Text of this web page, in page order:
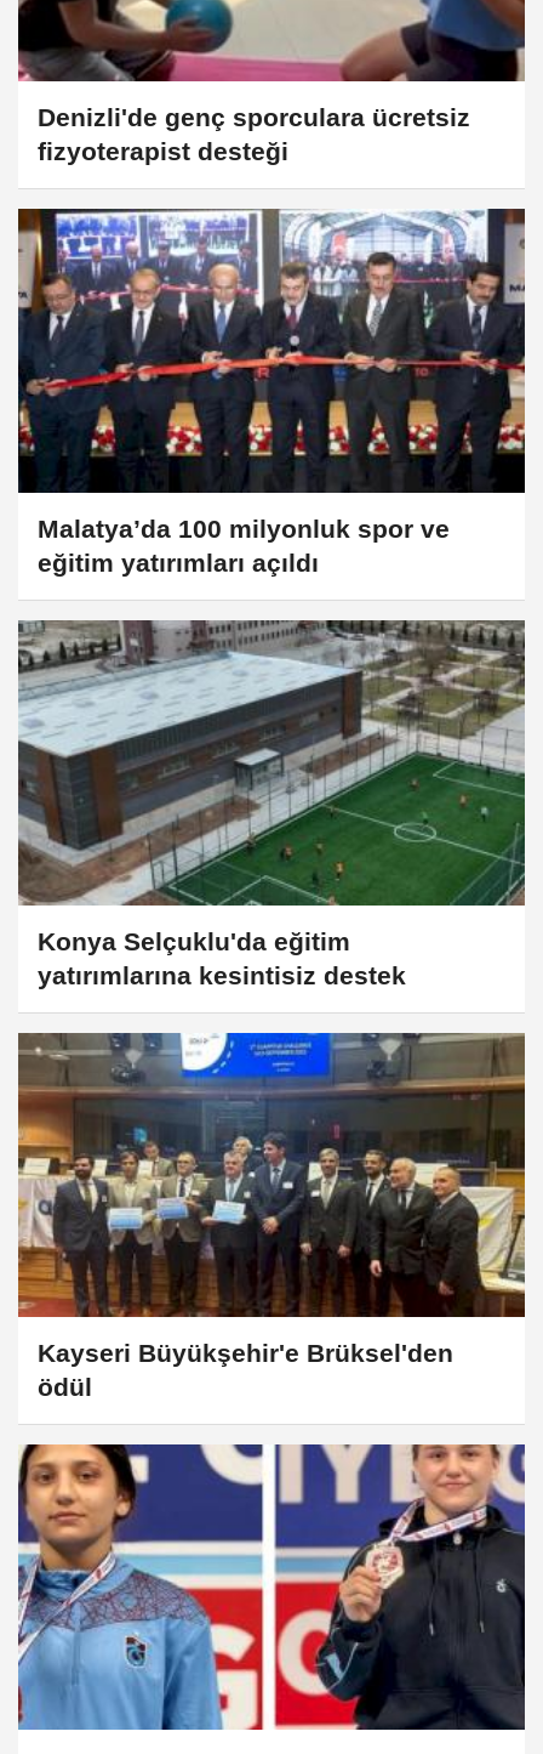
Denizli'de genç sporculara ücretsiz
fizyoterapist desteği
Malatya’da 100 milyonluk spor ve
eğitim yatırımları açıldı
Konya Selçuklu'da eğitim
yatırımlarına kesintisiz destek
Kayseri Büyükşehir'e Brüksel'den
ödül